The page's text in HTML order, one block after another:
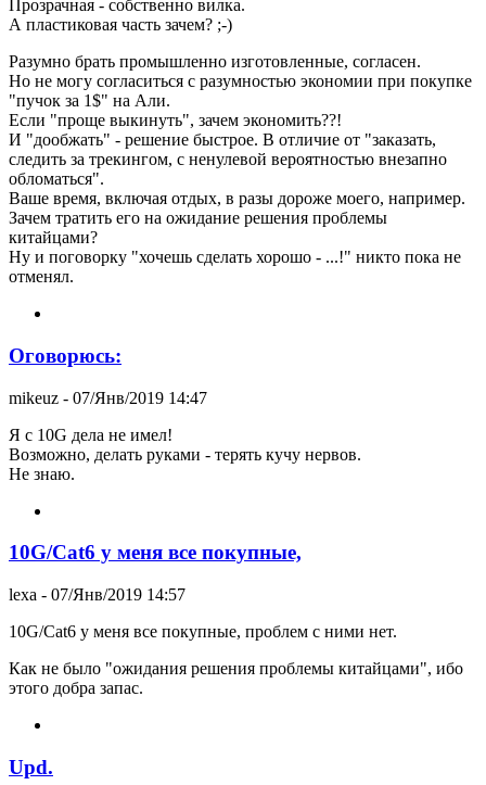
Прозрачная - собственно вилка.
А пластиковая часть зачем? ;-)
Разумно брать промышленно изготовленные, согласен.
Но не могу согласиться с разумностью экономии при покупке
"пучок за 1$" на Али.
Если "проще выкинуть", зачем экономить??!
И "дообжать" - решение быстрое. В отличие от "заказать,
следить за трекингом, с ненулевой вероятностью внезапно
обломаться".
Ваше время, включая отдых, в разы дороже моего, например.
Зачем тратить его на ожидание решения проблемы
китайцами?
Ну и поговорку "хочешь сделать хорошо - ...!" никто пока не
отменял.
Оговорюсь:
mikeuz - 07/Янв/2019 14:47
Я с 10G дела не имел!
Возможно, делать руками - терять кучу нервов.
Не знаю.
10G/Cat6 у меня все покупные,
lexa - 07/Янв/2019 14:57
10G/Cat6 у меня все покупные, проблем с ними нет.
Как не было "ожидания решения проблемы китайцами", ибо
этого добра запас.
Upd.